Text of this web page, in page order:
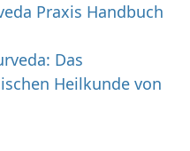
Praxis Handbuch
Das
Heilkunde von